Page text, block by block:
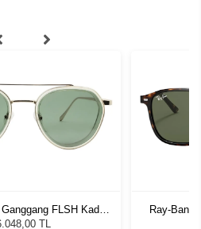
FLSH Kadın
Gözlüğü
TL
Ray-Ban